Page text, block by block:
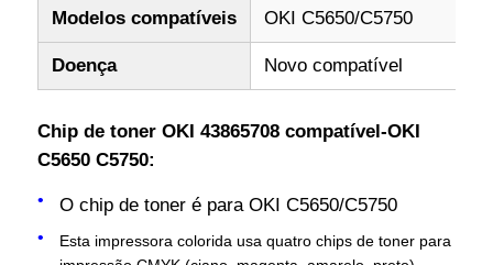
Modelos compatíveis OKI C5650/C5750
Doença Novo compatível
Chip de toner OKI 43865708 compatível-OKI
C5650 C5750:
O chip de toner é para OKI C5650/C5750
Esta impressora colorida usa quatro chips de toner para